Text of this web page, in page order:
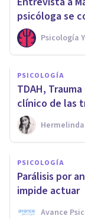
psicóloga se
Psicología
PSICOLOGÍA
TDAH,
clínico de las
PSICOLOGÍA
Parálisis por
impide actuar
Avance